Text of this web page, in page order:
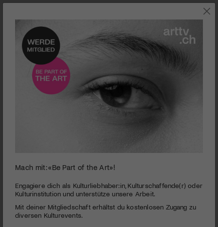
seconds
minutes,
seconds
Als die Sonne vom Himmel fiel
PUBLIZIERT AM 5. JANUAR 2016
dem Abwurf der Atombombe als junger Arzt im
Rotkreuzspital von Hiroshima arbeitete, begegnet die
Mach mit: «Be Part of the Art»!
Engagiere dich als Kulturliebhaber:in, Kulturschaffende(r) oder
Kulturinstitution und unterstütze unsere Arbeit.
Mit deiner Mitgliedschaft erhältst du kostenlosen Zugang zu
diversen Kulturevents.